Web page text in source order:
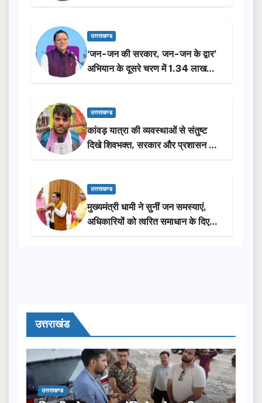
करेगी सरकार: मुख्यमंत्री धामी…
उत्तराखण्ड
‘जन-जन की सरकार, जन-जन के द्वार’
अभियान के दूसरे चरण में 1.34 लाख
लोगों की भागीदारी…
उत्तराखण्ड
कांवड़ यात्रा की व्यवस्थाओं से संतुष्ट
दिखे शिवभक्त, सरकार और प्रशासन की
सराहना…
उत्तराखण्ड
मुख्यमंत्री धामी ने सुनीं जन समस्याएं,
अधिकारियों को त्वरित समाधान के दिए
निर्देश
उत्तराखंड
उत्तराखण्ड